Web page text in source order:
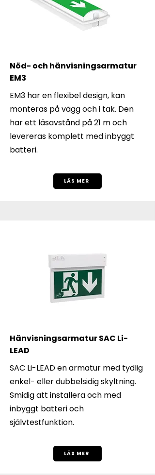
Nöd- och hänvisningsarmatur
EM3
EM3 har en flexibel design, kan
monteras på vägg och i tak. Den
har ett läsavstånd på 21 m och
levereras komplett med inbyggt
batteri.
LÄS MER
Hänvisningsarmatur SAC Li-
LEAD
SAC Li-LEAD en armatur med tydlig
enkel- eller dubbelsidig skyltning.
Smidig att installera och med
inbyggt batteri och
självtestfunktion.
LÄS MER